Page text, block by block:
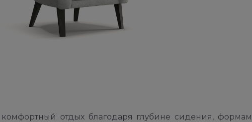
отдых благодаря глубине сидения, формам